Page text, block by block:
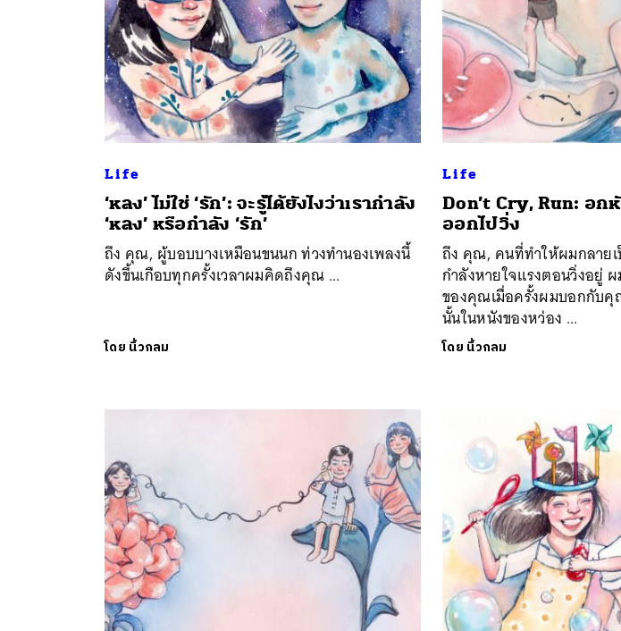
Life
‘หลง’ ไม่ใช่ ‘รัก’: จะรู้ได้ยังไงว่าเรากำลัง
‘หลง’ หรือกำลัง ‘รัก’
​ถึง คุณ, ผู้บอบบางเหมือนขนนก ท่วงทำนองเพลงนี้
ดังขึ้นเกือบทุกครั้งเวลาผมคิดถึงคุณ ...
โดย นิ้วกลม
Life
Don’t Cry, Run: อก
ออกไปวิ่ง
ถึง คุณ, คนที่ทำให้ผมกลาย
กำลังหายใจแรงตอนวิ่งอยู่
ของคุณเมื่อครั้งผมบอกกับคุ
นั้นในหนังของหว่อง ...
โดย นิ้วกลม
ค้นหา
SHARE TWEET